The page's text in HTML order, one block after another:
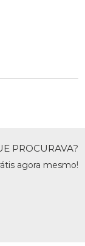
PROCURAVA?
agora mesmo!